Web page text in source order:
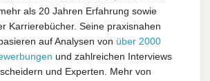
als 20 Jahren Erfahrung sowie
Karrierebücher. Seine praxisnahen
auf Analysen von über 2000
und zahlreichen Interviews
und Experten. Mehr von